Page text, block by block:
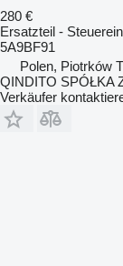
280 €
Ersatzteil -
5A9BF91
Polen, Piotrków
QINDITO SPÓŁKA
Verkäufer